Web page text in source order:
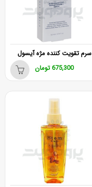
سرم تقویت کننده مژه آیسول
675,300تومان